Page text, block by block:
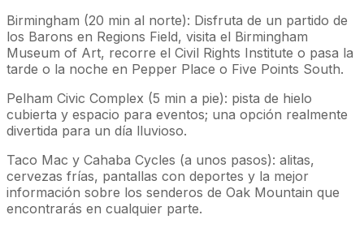
Birmingham (20 min al norte): Disfruta de un partido de
los Barons en Regions Field, visita el Birmingham
Museum of Art, recorre el Civil Rights Institute o pasa la
tarde o la noche en Pepper Place o Five Points South.
Pelham Civic Complex (5 min a pie): pista de hielo
cubierta y espacio para eventos; una opción realmente
divertida para un día lluvioso.
Taco Mac y Cahaba Cycles (a unos pasos): alitas,
cervezas frías, pantallas con deportes y la mejor
información sobre los senderos de Oak Mountain que
encontrarás en cualquier parte.